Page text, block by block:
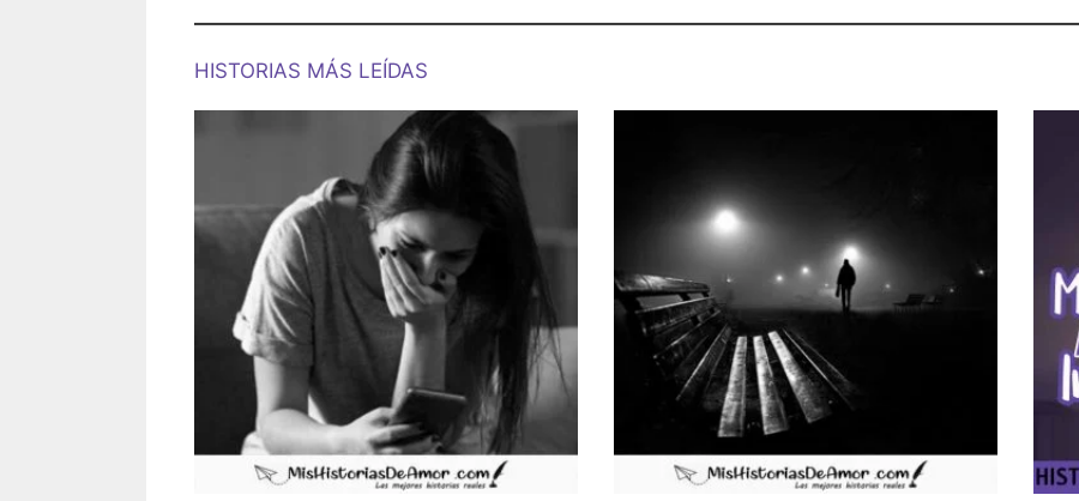
HISTORIAS MÁS LEÍDAS